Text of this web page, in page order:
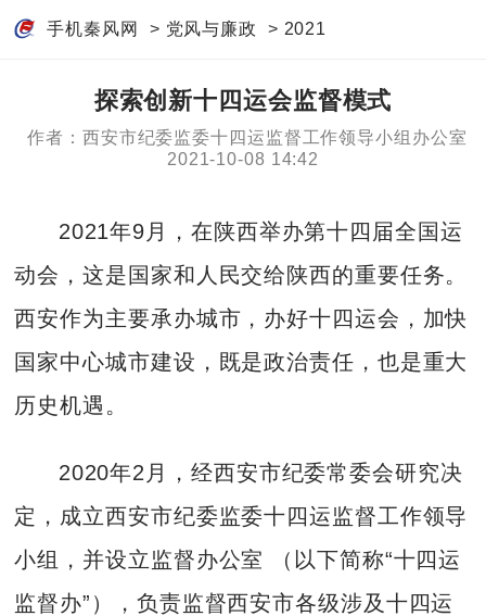
手机秦风网 > 党风与廉政 > 2021
探索创新十四运会监督模式
作者：西安市纪委监委十四运监督工作领导小组办公室
2021-10-08 14:42
2021年9月，在陕西举办第十四届全国运
动会，这是国家和人民交给陕西的重要任务。
西安作为主要承办城市，办好十四运会，加快
国家中心城市建设，既是政治责任，也是重大
历史机遇。
2020年2月，经西安市纪委常委会研究决
定，成立西安市纪委监委十四运监督工作领导
小组，并设立监督办公室 （以下简称“十四运
监督办”），负责监督西安市各级涉及十四运